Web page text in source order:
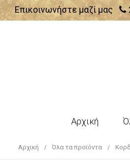
Επικοινωνήστε μαζί μας
Αρχική
Αρχική Όλα τα προϊόντα